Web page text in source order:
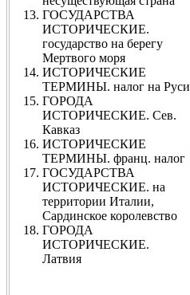
ГОСУДАРСТВА
ИСТОРИЧЕСКИЕ.
государство на берегу
Мертвого моря
ИСТОРИЧЕСКИЕ
ТЕРМИНЫ. налог на Руси
ГОРОДА
ИСТОРИЧЕСКИЕ. Сев.
Кавказ
ИСТОРИЧЕСКИЕ
ТЕРМИНЫ. франц. налог
ГОСУДАРСТВА
ИСТОРИЧЕСКИЕ. на
территории Италии,
Сардинское королевство
ГОРОДА
ИСТОРИЧЕСКИЕ.
Латвия